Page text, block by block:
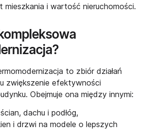
i wartość nieruchomości.
to zbiór działań
zwiększenie efektywności
Obejmuje ona między innymi:
dachu i podłóg,
i drzwi na modele o lepszych